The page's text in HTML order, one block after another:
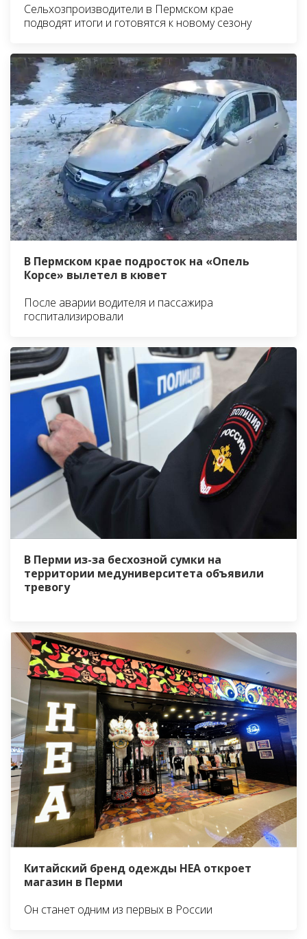
Сельхозпроизводители в Пермском крае
подводят итоги и готовятся к новому сезону
В Пермском крае подросток на «Опель
Корсе» вылетел в кювет
После аварии водителя и пассажира
госпитализировали
В Перми из-за бесхозной сумки на
территории медуниверситета объявили
тревогу
Китайский бренд одежды HEA откроет
магазин в Перми
Он станет одним из первых в России